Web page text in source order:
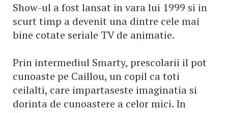
Show-ul a fost lansat in vara lui 1999 si in
scurt timp a devenit una dintre cele mai
bine cotate seriale TV de animatie.
Prin intermediul Smarty, prescolarii il pot
cunoaste pe Caillou, un copil ca toti
ceilalti, care impartaseste imaginatia si
dorinta de cunoastere a celor mici. In